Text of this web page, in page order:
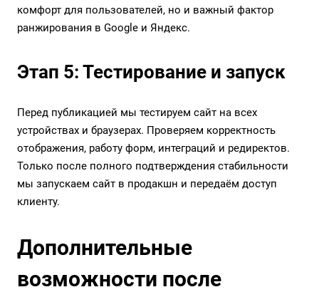
комфорт для пользователей, но и важный фактор
ранжирования в Google и Яндекс.
Этап 5: Тестирование и запуск
Перед публикацией мы тестируем сайт на всех
устройствах и браузерах. Проверяем корректность
отображения, работу форм, интеграций и редиректов.
Только после полного подтверждения стабильности
мы запускаем сайт в продакшн и передаём доступ
клиенту.
Дополнительные
возможности после